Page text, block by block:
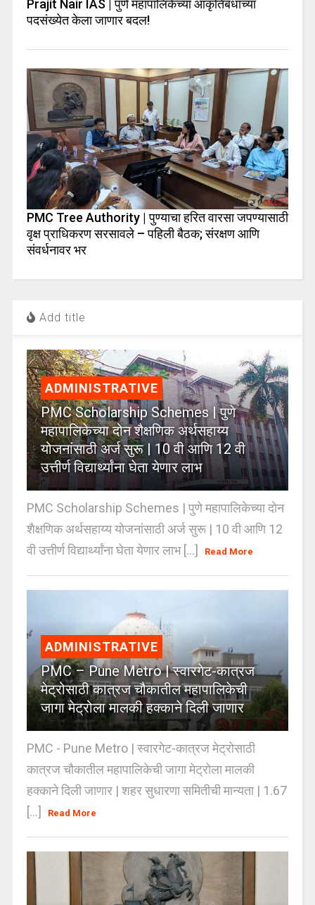
Prajit Nair IAS | पुणे महापालिकेच्या आकृतिबंधाच्या
पदसंख्येत केला जाणार बदल!
PMC Tree Authority | पुण्याचा हरित वारसा जपण्यासाठी
वृक्ष प्राधिकरण सरसावले – पहिली बैठक; संरक्षण आणि
संवर्धनावर भर
Add title
ADMINISTRATIVE
PMC Scholarship Schemes | पुणे
महापालिकेच्या दोन शैक्षणिक अर्थसहाय्य
योजनांसाठी अर्ज सुरू | 10 वी आणि 12 वी
उत्तीर्ण विद्यार्थ्यांना घेता येणार लाभ
PMC Scholarship Schemes | पुणे महापालिकेच्या दोन
शैक्षणिक अर्थसहाय्य योजनांसाठी अर्ज सुरू | 10 वी आणि 12
वी उत्तीर्ण विद्यार्थ्यांना घेता येणार लाभ [...]
Read More
ADMINISTRATIVE
PMC – Pune Metro | स्वारगेट-कात्रज
मेट्रोसाठी कात्रज चौकातील महापालिकेची
जागा मेट्रोला मालकी हक्काने दिली जाणार
PMC - Pune Metro | स्वारगेट-कात्रज मेट्रोसाठी
कात्रज चौकातील महापालिकेची जागा मेट्रोला मालकी
हक्काने दिली जाणार | शहर सुधारणा समितीची मान्यता | 1.67
[...]
Read More